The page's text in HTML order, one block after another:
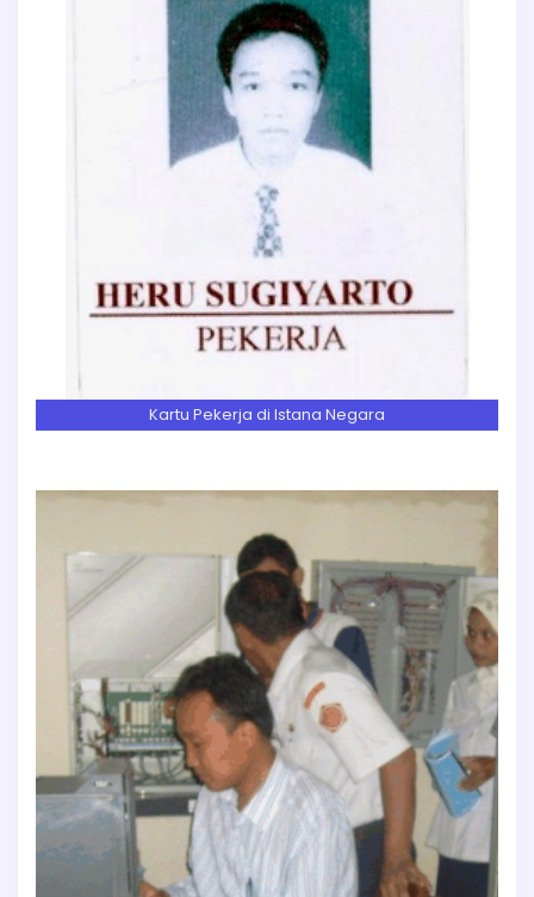
Kartu Pekerja di Istana Negara